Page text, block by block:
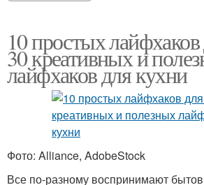
10 простых
30 креативных и
лайфхаков для кухни
Фото: Alliance, AdobeStock
Все по-разному воспринимают